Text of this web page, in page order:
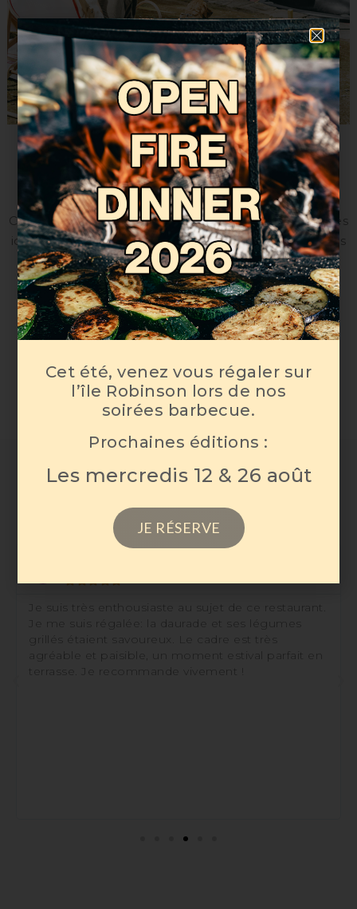
Barques et pédalos
Sur le lac, en plein cœur du Bois de la Cambre, le
Chalet Robinson met à votre disposition des barques
identiques à celles du mythique « Central Park ». Les
pédalos sont une belle activité à partager entre
amis, en amoureux ou en famille !
EN SAVOIR PLUS
Vos commentaires
Merci !
Je suis très enthousiaste au sujet de ce restaurant.
Je me suis régalée: la daurade et ses légumes
grillés étaient savoureux. Le cadre est très
agréable et paisible, un moment estival parfait en
terrasse. Je recommande vivement !
Cet été, venez vous régaler sur
l’île Robinson lors de nos
soirées barbecue.
Prochaines éditions :
Les mercredis 12 & 26 août
JE RÉSERVE